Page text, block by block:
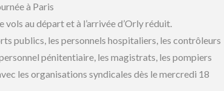
à Paris
au départ et à l’arrivée d’Orly réduit.
publics, les personnels hospitaliers, les contrôleurs
pénitentiaire, les magistrats, les pompiers
les organisations syndicales dès le mercredi 18